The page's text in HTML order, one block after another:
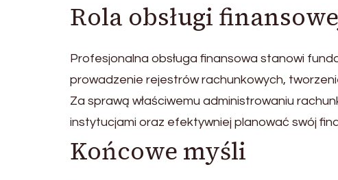
Rola obsługi
Profesjonalna obsługa finansowa stanowi
prowadzenie rejestrów rachunkowych,
Za sprawą właściwemu administrowaniu
instytucjami oraz efektywniej planować swój
Końcowe myśli